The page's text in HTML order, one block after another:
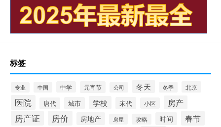
标签
专业 中国 中学 元宵节 公司 冬天 冬季 北京
医院 唐代 城市 学校 宋代 小区 房产
房产证 房价 房地产 房屋 攻略 时间 春节